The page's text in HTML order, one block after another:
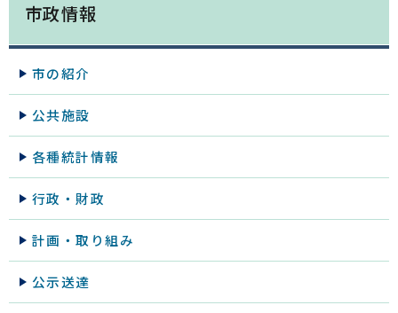
市政情報
市の紹介
公共施設
各種統計情報
行政・財政
計画・取り組み
公示送達